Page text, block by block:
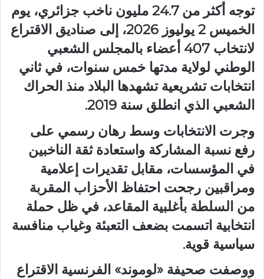
توجه أكثر من 24.7 مليون ناخب جزائري، يوم
الخميس 2 يوليوز 2026، إلى صناديق الاقتراع
لانتخاب 407 أعضاء بالمجلس الشعبي
الوطني لولاية مدتها خمس سنوات، في ثاني
انتخابات تشريعية تشهدها البلاد منذ الحراك
الشعبي الذي انطلق سنة 2019.
وجرت الانتخابات وسط رهان رسمي على
رفع نسبة المشاركة واستعادة ثقة الناخبين
في المؤسسات، مقابل تقديرات إعلامية
ومراقبين رجحت احتفاظ الأحزاب المقربة
من السلطة بأغلبية المقاعد، في ظل حملة
انتخابية اتسمت بضعف التعبئة وغياب منافسة
سياسية قوية.
ووصفت صحيفة «لوموند» الفرنسية الاقتراع